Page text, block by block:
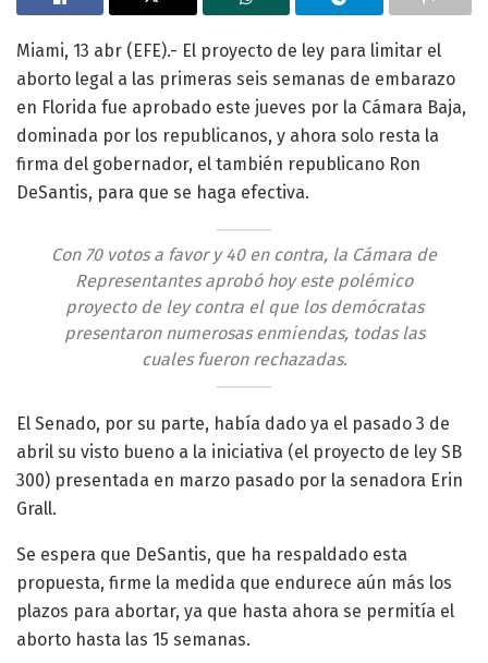
Miami, 13 abr (EFE).- El proyecto de ley para limitar el
aborto legal a las primeras seis semanas de embarazo
en Florida fue aprobado este jueves por la Cámara Baja,
dominada por los republicanos, y ahora solo resta la
firma del gobernador, el también republicano Ron
DeSantis, para que se haga efectiva.
Con 70 votos a favor y 40 en contra, la Cámara de
Representantes aprobó hoy este polémico
proyecto de ley contra el que los demócratas
presentaron numerosas enmiendas, todas las
cuales fueron rechazadas.
El Senado, por su parte, había dado ya el pasado 3 de
abril su visto bueno a la iniciativa (el proyecto de ley SB
300) presentada en marzo pasado por la senadora Erin
Grall.
Se espera que DeSantis, que ha respaldado esta
propuesta, firme la medida que endurece aún más los
plazos para abortar, ya que hasta ahora se permitía el
aborto hasta las 15 semanas.